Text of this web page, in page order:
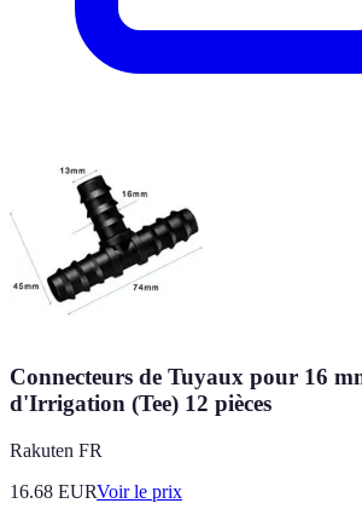
Connecteurs de Tuyaux pour 16
d'Irrigation (Tee) 12 pièces
Rakuten FR
16.68 EURVoir le prix